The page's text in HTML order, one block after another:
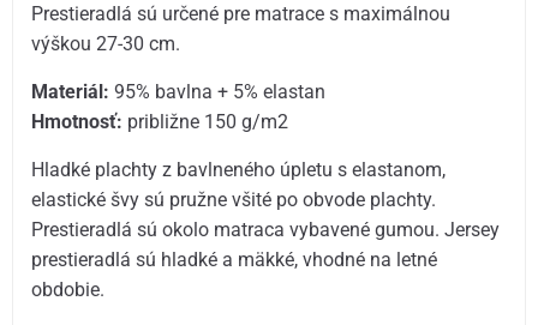
Prestieradlá sú určené pre matrace s maximálnou
výškou 27-30 cm.
Materiál: 95% bavlna + 5% elastan
Hmotnosť: približne 150 g/m2
Hladké plachty z bavlneného úpletu s elastanom,
elastické švy sú pružne všité po obvode plachty.
Prestieradlá sú okolo matraca vybavené gumou. Jersey
prestieradlá sú hladké a mäkké, vhodné na letné
obdobie.